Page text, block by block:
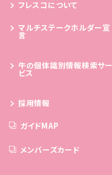
フレスコについて
マルチステークホルダー宣
言
牛の個体識別情報検索サー
ビス
採用情報
ガイドMAP
メンバーズカード